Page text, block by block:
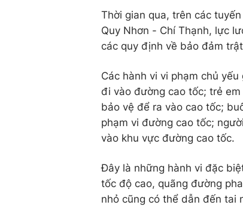
Thời gian qua, trên các
Quy Nhơn - Chí Thạnh, lực
các quy định về bảo đảm
Các hành vi vi phạm chủ
đi vào đường cao tốc; trẻ
bảo vệ để ra vào cao tốc;
phạm vi đường cao tốc;
vào khu vực đường cao tốc.
Đây là những hành vi đặc
tốc độ cao, quãng đường
nhỏ cũng có thể dẫn đến tai